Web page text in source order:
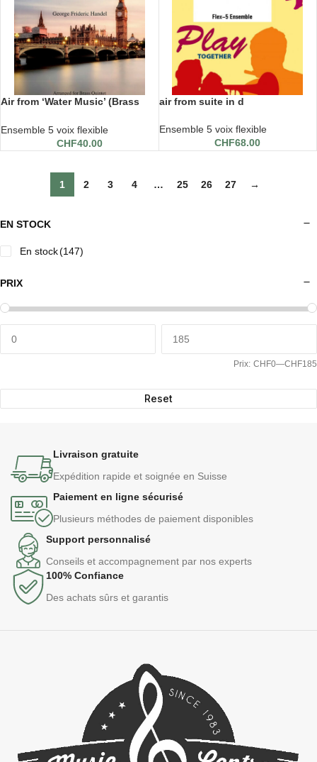
EN STOCK
En stock(147)
PRIX
Prix: CHF0—CHF185
Reset
Air from ‘Water Music’ (Brass
Ensemble 5 voix flexible
CHF40.00
air from suite in d
Ensemble 5 voix flexible
CHF68.00
1 2 3 4 … 25 26 27 →
Livraison gratuite
Expédition rapide et soignée en Suisse
Paiement en ligne sécurisé
Plusieurs méthodes de paiement disponibles
Support personnalisé
Conseils et accompagnement par nos experts
100% Confiance
Des achats sûrs et garantis